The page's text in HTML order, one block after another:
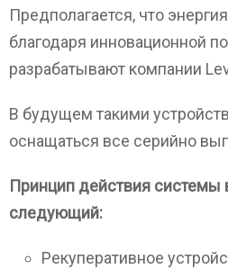
Предполагается, что
благодаря инновационной
разрабатывают компании
В будущем такими
оснащаться все серийно
Принцип действия системы
следующий:
Рекуперативное